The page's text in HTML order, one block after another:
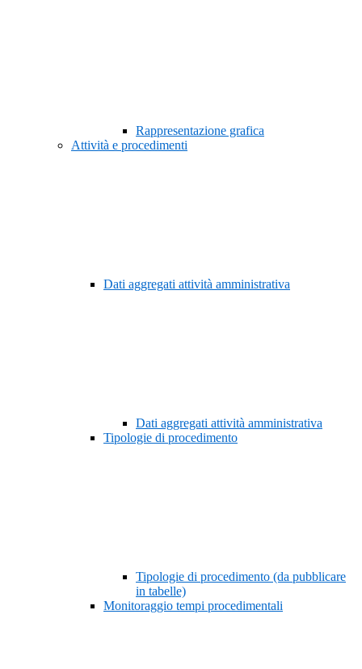
Rappresentazione grafica
Attività e procedimenti
Dati aggregati attività amministrativa
Dati aggregati attività amministrativa
Tipologie di procedimento
Tipologie di procedimento (da pubblicare
in tabelle)
Monitoraggio tempi procedimentali